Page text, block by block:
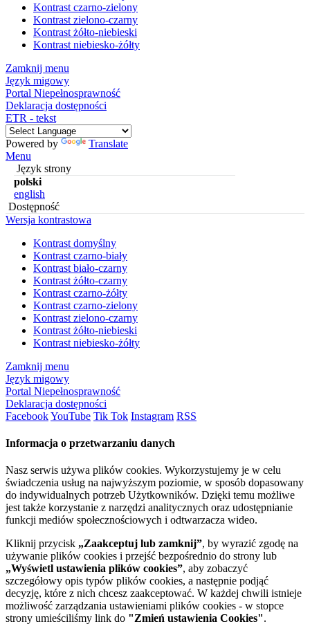
Kontrast czarno-zielony
Kontrast zielono-czarny
Kontrast żółto-niebieski
Kontrast niebiesko-żółty
Zamknij menu
Język migowy
Portal Niepełnosprawność
Deklaracja dostępności
ETR - tekst
Powered by
Translate
Menu
Język strony
polski
english
Dostępność
Wersja kontrastowa
Kontrast domyślny
Kontrast czarno-biały
Kontrast biało-czarny
Kontrast żółto-czarny
Kontrast czarno-żółty
Kontrast czarno-zielony
Kontrast zielono-czarny
Kontrast żółto-niebieski
Kontrast niebiesko-żółty
Zamknij menu
Język migowy
Portal Niepełnosprawność
Deklaracja dostępności
FacebookYouTube Tik Tok Instagram RSS
Informacja o przetwarzaniu danych
Nasz serwis używa plików cookies. Wykorzystujemy je w celu
świadczenia usług na najwyższym poziomie, w sposób dopasowany
do indywidualnych potrzeb Użytkowników. Dzięki temu możliwe
jest także korzystanie z narzędzi analitycznych oraz udostępnianie
funkcji mediów społecznościowych i odtwarzacza wideo.
Kliknij przycisk „Zaakceptuj lub zamknij”, by wyrazić zgodę na
używanie plików cookies i przejść bezpośrednio do strony lub
„Wyświetl ustawienia plików cookies”, aby zobaczyć
szczegółowy opis typów plików cookies, a następnie podjąć
decyzję, które z nich chcesz zaakceptować. W każdej chwili istnieje
możliwość zarządzania ustawieniami plików cookies - w stopce
strony umieściliśmy link do "Zmień ustawienia Cookies".